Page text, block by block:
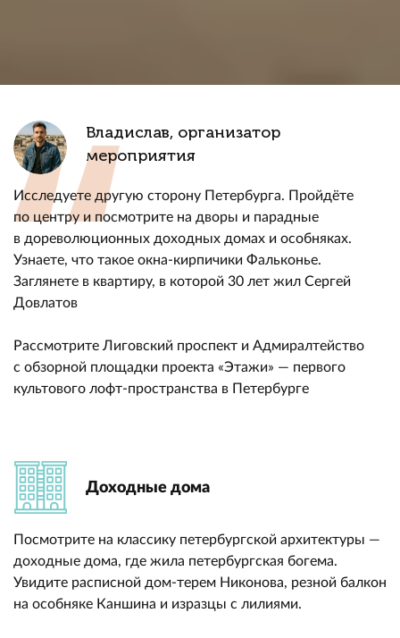
Владислав, организатор
мероприятия
Исследуете другую сторону Петербурга. Пройдёте
по центру и посмотрите на дворы и парадные
в дореволюционных доходных домах и особняках.
Узнаете, что такое окна-кирпичики Фальконье.
Заглянете в квартиру, в которой 30 лет жил Сергей
Довлатов
Рассмотрите Лиговский проспект и Адмиралтейство
с обзорной площадки проекта «Этажи» — первого
культового лофт-пространства в Петербурге
Доходные дома
Посмотрите на классику петербургской архитектуры —
доходные дома, где жила петербургская богема.
Увидите расписной дом-терем Никонова, резной балкон
на особняке Каншина и изразцы с лилиями.